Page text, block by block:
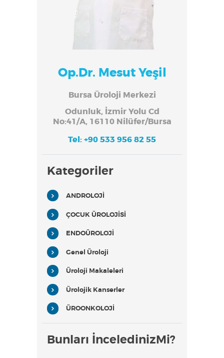
Op.Dr. Mesut Yeşil
Bursa Üroloji Merkezi
Odunluk, İzmir Yolu Cd
No:41/A, 16110 Nilüfer/Bursa
Tel: +90 533 956 82 55
Kategoriler
ANDROLOJİ
ÇOCUK ÜROLOJİSİ
ENDOÜROLOJİ
Genel Üroloji
Üroloji Makaleleri
Ürolojik Kanserler
ÜROONKOLOJİ
Bunları İnceledinizMi?